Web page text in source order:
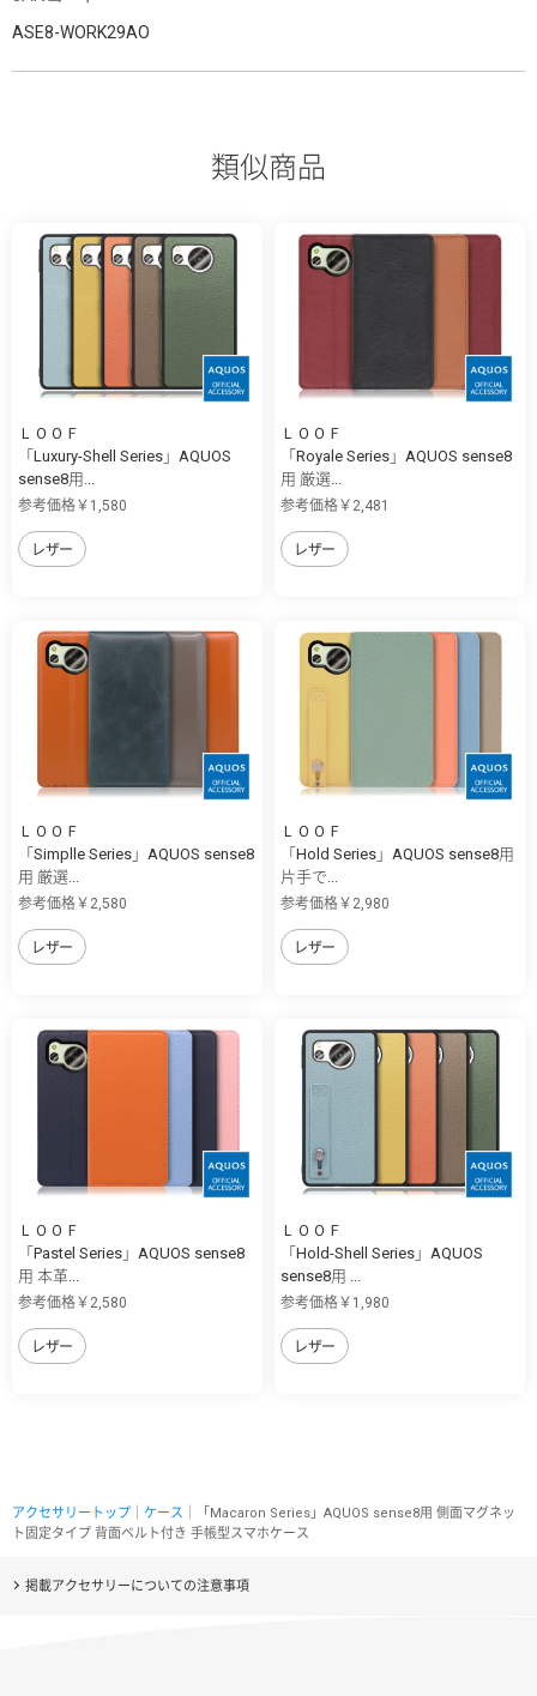
ASE8-WORK29AO
類似商品
ＬＯＯＦ
「Luxury-Shell Series」AQUOS
sense8用...
参考価格￥1,580
レザー
ＬＯＯＦ
「Royale Series」AQUOS sense8
用 厳選...
参考価格￥2,481
レザー
ＬＯＯＦ
「Simplle Series」AQUOS sense8
用 厳選...
参考価格￥2,580
レザー
ＬＯＯＦ
「Hold Series」AQUOS sense8用
片手で...
参考価格￥2,980
レザー
ＬＯＯＦ
「Pastel Series」AQUOS sense8
用 本革...
参考価格￥2,580
レザー
ＬＯＯＦ
「Hold-Shell Series」AQUOS
sense8用 ...
参考価格￥1,980
レザー
アクセサリートップ ケース ｜「Macaron Series」AQUOS sense8用 側面マグネッ
ト固定タイプ 背面ベルト付き 手帳型スマホケース
掲載アクセサリーについての注意事項